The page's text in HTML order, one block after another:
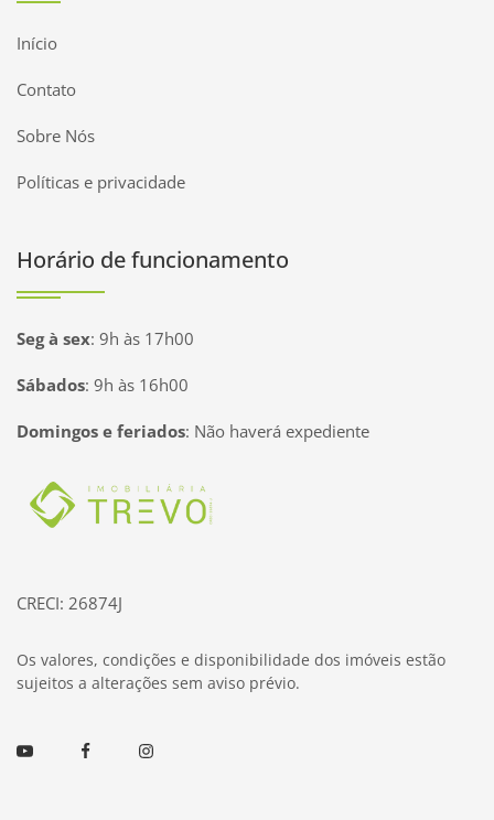
Início
Contato
Sobre Nós
Políticas e privacidade
Horário de funcionamento
Seg à sex: 9h às 17h00
Sábados: 9h às 16h00
Domingos e feriados: Não haverá expediente
Página inicial
CRECI: 26874J
Os valores, condições e disponibilidade dos imóveis estão
sujeitos a alterações sem aviso prévio.
Youtube FacebookInstagram